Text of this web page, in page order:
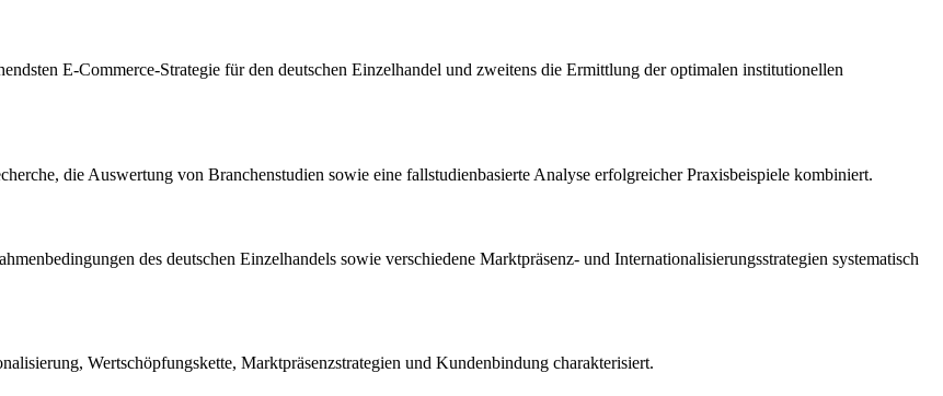
E-Commerce-Strategie für den deutschen Einzelhandel und zweitens die Ermittlung der optimalen institutionellen
die Auswertung von Branchenstudien sowie eine fallstudienbasierte Analyse erfolgreicher Praxisbeispiele kombiniert.
des deutschen Einzelhandels sowie verschiedene Marktpräsenz- und Internationalisierungsstrategien systematisch
Wertschöpfungskette, Marktpräsenzstrategien und Kundenbindung charakterisiert.